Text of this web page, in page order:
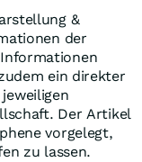
&
der
ein direkter
Der Artikel
vorgelegt,
zu lassen.